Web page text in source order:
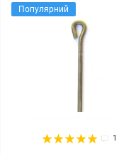
Популярний
1